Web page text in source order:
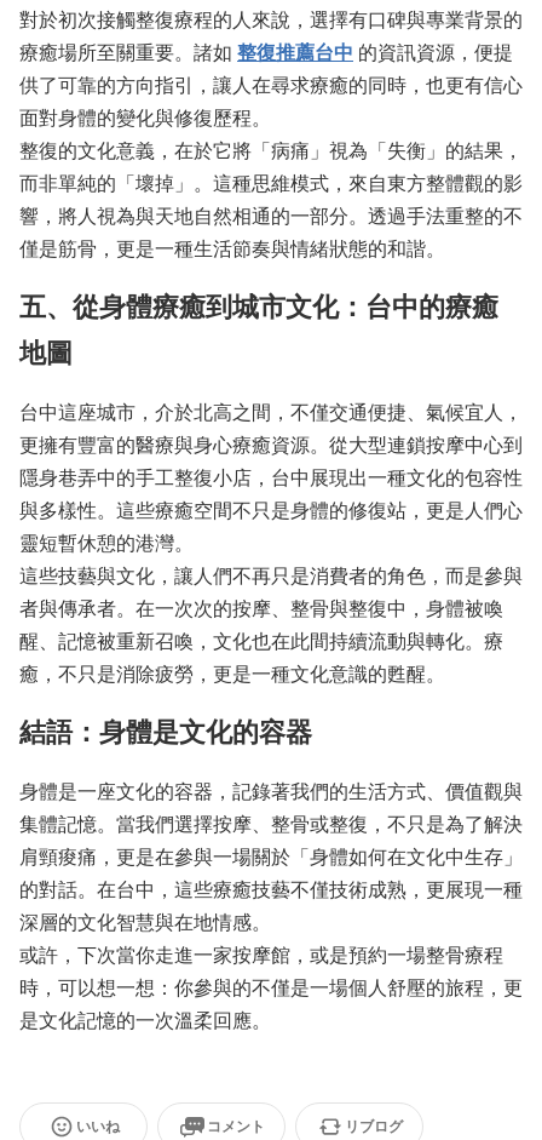
對於初次接觸整復療程的人來說，選擇有口碑與專業背景的
療癒場所至關重要。諸如 整復推薦台中 的資訊資源，便提
供了可靠的方向指引，讓人在尋求療癒的同時，也更有信心
面對身體的變化與修復歷程。
整復的文化意義，在於它將「病痛」視為「失衡」的結果，
而非單純的「壞掉」。這種思維模式，來自東方整體觀的影
響，將人視為與天地自然相通的一部分。透過手法重整的不
僅是筋骨，更是一種生活節奏與情緒狀態的和諧。
五、從身體療癒到城市文化：台中的療癒
地圖
台中這座城市，介於北高之間，不僅交通便捷、氣候宜人，
更擁有豐富的醫療與身心療癒資源。從大型連鎖按摩中心到
隱身巷弄中的手工整復小店，台中展現出一種文化的包容性
與多樣性。這些療癒空間不只是身體的修復站，更是人們心
靈短暫休憩的港灣。
這些技藝與文化，讓人們不再只是消費者的角色，而是參與
者與傳承者。在一次次的按摩、整骨與整復中，身體被喚
醒、記憶被重新召喚，文化也在此間持續流動與轉化。療
癒，不只是消除疲勞，更是一種文化意識的甦醒。
結語：身體是文化的容器
身體是一座文化的容器，記錄著我們的生活方式、價值觀與
集體記憶。當我們選擇按摩、整骨或整復，不只是為了解決
肩頸痠痛，更是在參與一場關於「身體如何在文化中生存」
的對話。在台中，這些療癒技藝不僅技術成熟，更展現一種
深層的文化智慧與在地情感。
或許，下次當你走進一家按摩館，或是預約一場整骨療程
時，可以想一想：你參與的不僅是一場個人舒壓的旅程，更
是文化記憶的一次溫柔回應。
いいね コメント リブログ